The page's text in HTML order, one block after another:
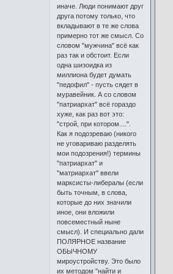
иначе. Люди понимают друг
друга потому только, что
вкладывают в те же слова
примерно тот же смысл. Со
словом "мужчина" всё как
раз так и обстоит. Если
одна шизоидка из
миллиона будет думать
"педофил" - пусть сядет в
муравейник. А со словом
"патриархат" всё гораздо
хуже, как раз вот это:
"строй, при котором....".
Как я подозреваю (никого
не уговариваю разделять
мои подозрения!) термины
"патриархат" и
"матриархат" ввели
марксисты-либералы (если
быть точным, в слова,
которые до них значили
иное, они вложили
повсеместный ныне
смысл). И специально дали
ПОЛЯРНОЕ название
ОБЫЧНОМУ
мироустройству. Это было
их методом "найти и